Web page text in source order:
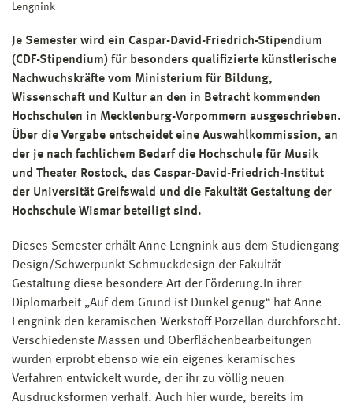
Lengnink
Je Semester wird ein Caspar-David-Friedrich-Stipendium
(CDF-Stipendium) für besonders qualifizierte künstlerische
Nachwuchskräfte vom Ministerium für Bildung,
Wissenschaft und Kultur an den in Betracht kommenden
Hochschulen in Mecklenburg-Vorpommern ausgeschrieben.
Über die Vergabe entscheidet eine Auswahlkommission, an
der je nach fachlichem Bedarf die Hochschule für Musik
und Theater Rostock, das Caspar-David-Friedrich-Institut
der Universität Greifswald und die Fakultät Gestaltung der
Hochschule Wismar beteiligt sind.
Dieses Semester erhält Anne Lengnink aus dem Studiengang
Design/Schwerpunkt Schmuckdesign der Fakultät
Gestaltung diese besondere Art der Förderung.In ihrer
Diplomarbeit „Auf dem Grund ist Dunkel genug“ hat Anne
Lengnink den keramischen Werkstoff Porzellan durchforscht.
Verschiedenste Massen und Oberflächenbearbeitungen
wurden erprobt ebenso wie ein eigenes keramisches
Verfahren entwickelt wurde, der ihr zu völlig neuen
Ausdrucksformen verhalf. Auch hier wurde, bereits im